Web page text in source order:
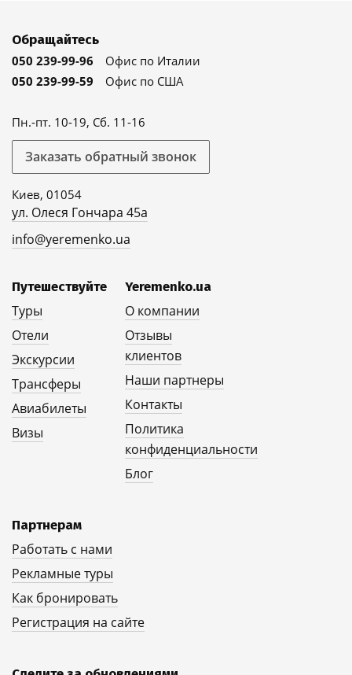
Обращайтесь
050 239-99-96
Офис по Италии
050 239-99-59
Офис по США
Пн.-пт. 10-19, Сб. 11-16
Заказать обратный звонок
Киев, 01054
ул. Олеся Гончара 45а
info@yeremenko.ua
Путешествуйте
Туры
Отели
Экскурсии
Трансферы
Авиабилеты
Визы
Yeremenko.ua
О компании
Отзывы
клиентов
Наши партнеры
Контакты
Политика
конфиденциальности
Блог
Партнерам
Работать с нами
Рекламные туры
Как бронировать
Регистрация на сайте